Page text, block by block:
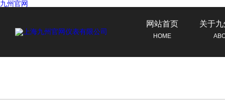
九州官网
网站首页
HOME
关于